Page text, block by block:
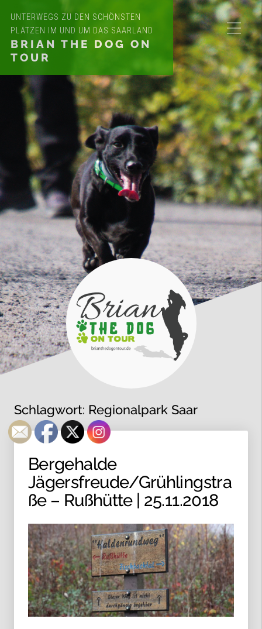
UNTERWEGS ZU DEN SCHÖNSTEN
PLÄTZEN IM UND UM DAS SAARLAND
BRIAN THE DOG ON
TOUR
Schlagwort: Regionalpark Saar
Bergehalde
Jägersfreude/Grühlingstra
ße – Rußhütte | 25.11.2018